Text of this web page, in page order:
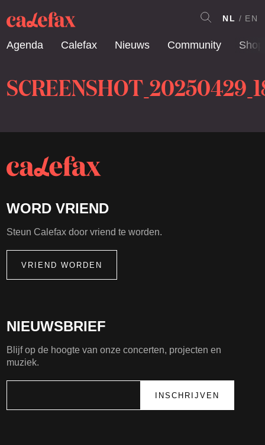
Agenda Calefax Nieuws Community Shop
NL EN
NIEUWSBRIEF
Blijf op de hoogte van onze concerten, projecten en
muziek.
WORD VRIEND
Steun Calefax door vriend te worden.
VRIEND WORDEN